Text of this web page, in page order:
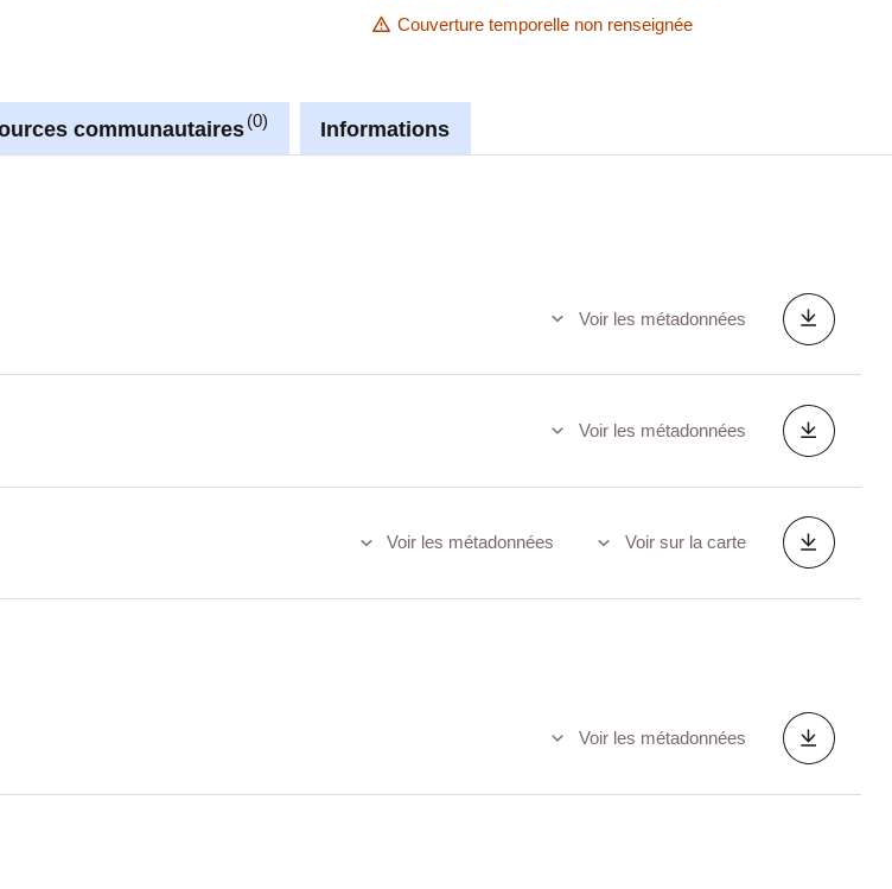
Couverture temporelle non renseignée
communautaires 0 Informations
Voir les métadonnées
Voir les métadonnées
Voir les métadonnées Voir sur la carte
Voir les métadonnées